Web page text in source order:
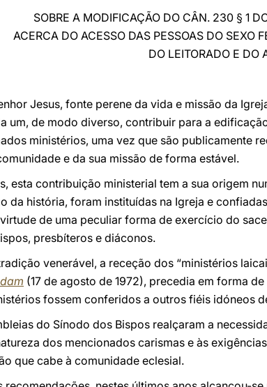
SOBRE A MODIFICAÇÃO DO CÂN. 230 § 1
ACERCA DO ACESSO DAS PESSOAS DO SEXO
DO LEITORADO E DO
Jesus, fonte perene da vida e missão da
um, de modo diverso, contribuir para a
ministérios, uma vez que são publicamente
e da sua missão de forma estável.
esta contribuição ministerial tem a sua origem
da história, foram instituídas na Igreja e
de uma peculiar forma de exercício do
presbíteros e diáconos.
venerável, a receção dos “ministérios
(17 de agosto de 1972), precedia em forma
fossem conferidos a outros fiéis idóneos
do Sínodo dos Bispos realçaram a
dos mencionados carismas e às
que cabe à comunidade eclesial.